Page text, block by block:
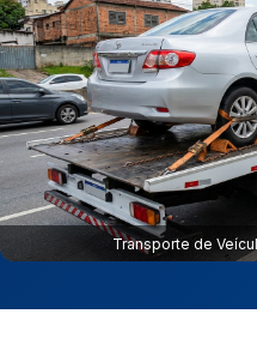
Transporte de